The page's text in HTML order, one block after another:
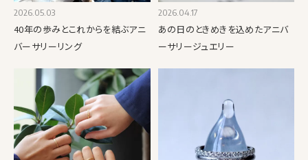
2026.05.03
40年の歩みとこれからを結ぶアニ
バーサリーリング
2026.04.17
あの日のときめきを込めたアニバ
ーサリージュエリー